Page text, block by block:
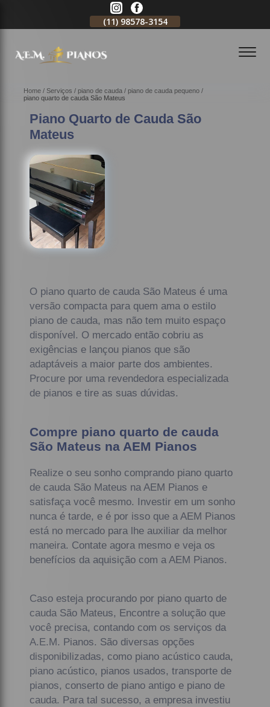
(11) 98578-3154
Home Serviços piano de cauda
piano de cauda pequeno
piano quarto de cauda São Mateus
Piano Quarto de Cauda São
Mateus
O piano quarto de cauda São Mateus é uma
versão compacta para quem ama o estilo
piano de cauda, mas não tem muito espaço
disponível. O mercado então cobriu as
exigências e lançou pianos que são
adaptáveis a maior parte dos ambientes.
Procure por uma revendedora especializada
de pianos e tire as suas dúvidas.
Compre piano quarto de cauda
São Mateus na AEM Pianos
Realize o seu sonho comprando piano quarto
de cauda São Mateus na AEM Pianos e
satisfaça você mesmo. Investir em um sonho
nunca é tarde, e é por isso que a AEM Pianos
está no mercado para lhe auxiliar da melhor
maneira. Contate agora mesmo e veja os
benefícios da aquisição com a AEM Pianos.
Caso esteja procurando por piano quarto de
cauda São Mateus, Encontre a solução que
você precisa, contando com os serviços da
A.E.M. Pianos. São diversas opções
disponibilizadas, como piano acústico cauda,
piano acústico, pianos usados, transporte de
pianos, conserto de piano antigo e piano de
cauda. Para tal sucesso, a empresa investiu